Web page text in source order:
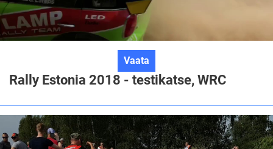
Vaata
Estonia
-
testikatse,
WRC
Rally Estonia 2018 - testikatse, WRC